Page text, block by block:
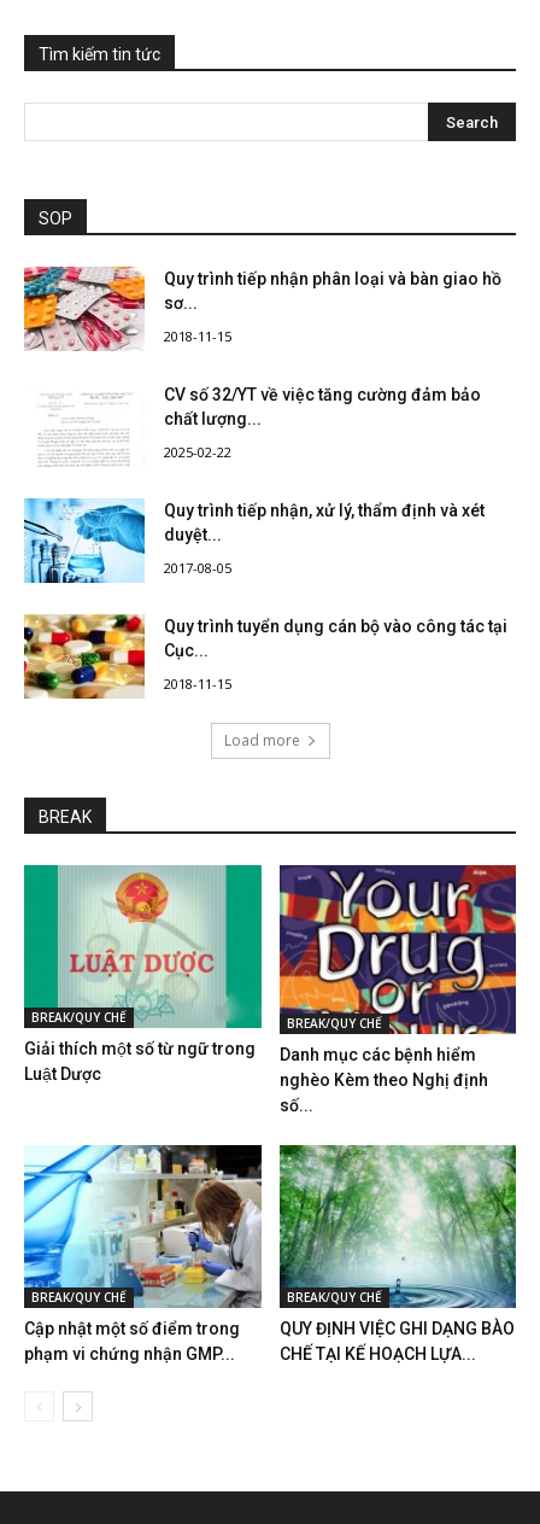
Tìm kiếm tin tức
SOP
Quy trình tiếp nhận phân loại và bàn giao hồ
sơ...
2018-11-15
CV số 32/YT về việc tăng cường đảm bảo
chất lượng...
2025-02-22
Quy trình tiếp nhận, xử lý, thẩm định và xét
duyệt...
2017-08-05
Quy trình tuyển dụng cán bộ vào công tác tại
Cục...
2018-11-15
Load more
BREAK
BREAK/QUY CHẾ
Giải thích một số từ ngữ trong
Luật Dược
BREAK/QUY CHẾ
Danh mục các bệnh hiểm
nghèo Kèm theo Nghị định
số...
BREAK/QUY CHẾ
Cập nhật một số điểm trong
phạm vi chứng nhận GMP...
BREAK/QUY CHẾ
QUY ĐỊNH VIỆC GHI DẠNG BÀO
CHẾ TẠI KẾ HOẠCH LỰA...